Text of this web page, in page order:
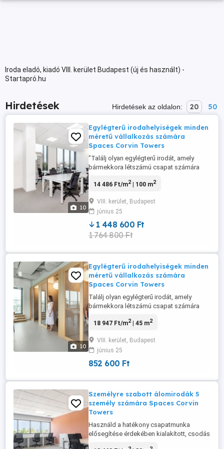
Iroda eladó, kiadó VIII. kerület Budapest (új és használt) -
Startapró.hu
Hirdetések Hirdetések az oldalon: 20 50
10
Egylégterű irodahelyiségek minden
méretű vállalkozás számára
Spaces Corvin Towers
"Találj olyan egylégterű irodát, amely
bármekkora létszámú csapat számára
Foglalj egylégterű irodahelyiséget 15
szerződéssel, amely a vállalkozásoddal
együtt növekszik. Unique location
descriptors sourced via individual
location ...
14 486 Ft/m2| 100 m2
VIII. kerület, Budapest
június 25
1 448 600 Ft
1 764 800 Ft
10
Egylégterű irodahelyiségek minden
méretű vállalkozás számára
Spaces Corvin Towers
Találj olyan egylégterű irodát, amely
bármekkora létszámú csapat számára
Foglalj egylégterű irodahelyiséget 10
szerződéssel, amely a vállalkozásoddal
együtt növekszik. Lendítse fel
vállalkozását a Corvin Towers-ben!
18 947 Ft/m2| 45 m2
VIII. kerület, Budapest
június 25
852 600 Ft
Személyre szabott álomirodák 5
személy számára Spaces Corvin
Towers
Használd a hatékony csapatmunka
elősegítése érdekében kialakított, csodás